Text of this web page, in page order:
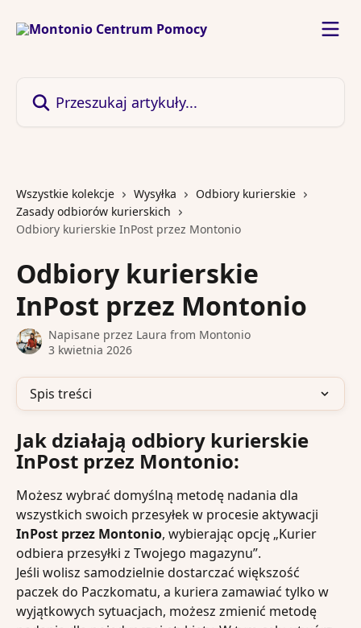
Wszystkie kolekcje Wysyłka
Odbiory kurierskie
Zasady odbiorów kurierskich
Odbiory kurierskie InPost przez Montonio
Odbiory kurierskie
InPost przez Montonio
Napisane przez Laura from Montonio
3 kwietnia 2026
Spis treści
Jak działają odbiory kurierskie
InPost przez Montonio:
Możesz wybrać domyślną metodę nadania dla
wszystkich swoich przesyłek w procesie aktywacji
InPost przez Montonio, wybierając opcję „Kurier
odbiera przesyłki z Twojego magazynu”.
Jeśli wolisz samodzielnie dostarczać większość
paczek do Paczkomatu, a kuriera zamawiać tylko w
wyjątkowych sytuacjach, możesz zmienić metodę